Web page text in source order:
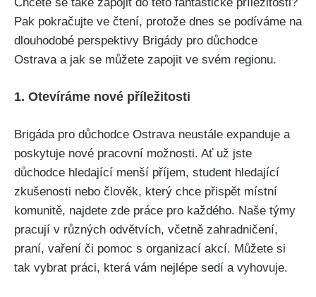
Pak pokračujte ve čtení, protože dnes se podíváme na
dlouhodobé perspektivy Brigády pro důchodce
Ostrava a jak se můžete zapojit ve svém regionu.
1. Otevíráme nové příležitosti
Brigáda pro důchodce Ostrava neustále expanduje a
poskytuje nové pracovní možnosti. Ať už jste
důchodce hledající menší příjem, student hledající
zkušenosti nebo člověk, který chce přispět místní
komunitě, najdete zde práce pro každého. Naše týmy
pracují v různých odvětvích, včetně zahradničení,
praní, vaření či pomoc s organizací akcí. Můžete si
tak vybrat práci, která vám nejlépe sedí a vyhovuje.